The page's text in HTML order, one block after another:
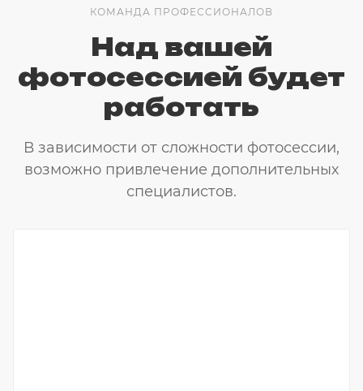
КОМАНДА ПРОФЕССИОНАЛОВ
Над вашей
фотосессией будет
работать
В зависимости от сложности фотосессии,
возможно привлечение дополнительных
специалистов.